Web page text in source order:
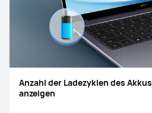
Anzahl der Ladezyklen des Akkus
anzeigen